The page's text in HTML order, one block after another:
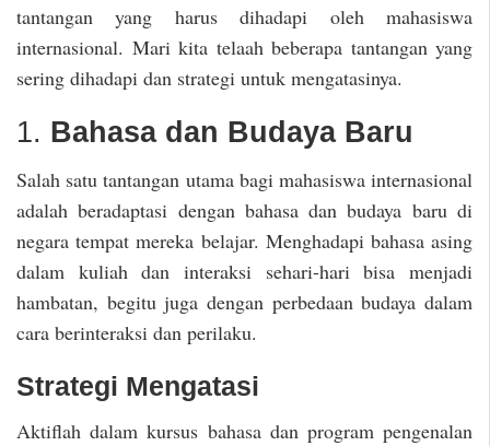
tantangan yang harus dihadapi oleh mahasiswa
internasional. Mari kita telaah beberapa tantangan yang
sering dihadapi dan strategi untuk mengatasinya.
1. Bahasa dan Budaya Baru
Salah satu tantangan utama bagi mahasiswa internasional
adalah beradaptasi dengan bahasa dan budaya baru di
negara tempat mereka belajar. Menghadapi bahasa asing
dalam kuliah dan interaksi sehari-hari bisa menjadi
hambatan, begitu juga dengan perbedaan budaya dalam
cara berinteraksi dan perilaku.
Strategi Mengatasi
Aktiflah dalam kursus bahasa dan program pengenalan